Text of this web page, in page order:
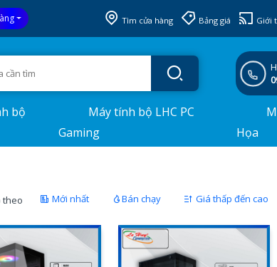
Tìm cửa hàng Bảng giá Giới
bộ
Máy tính bộ LHC PC
Gaming
Họa
theo Mới nhất Bán chạy Giá thấp đến cao